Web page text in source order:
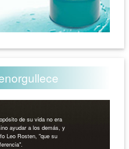
de su vida no era
ayudar a los demás, y
Leo Rosten, "que su